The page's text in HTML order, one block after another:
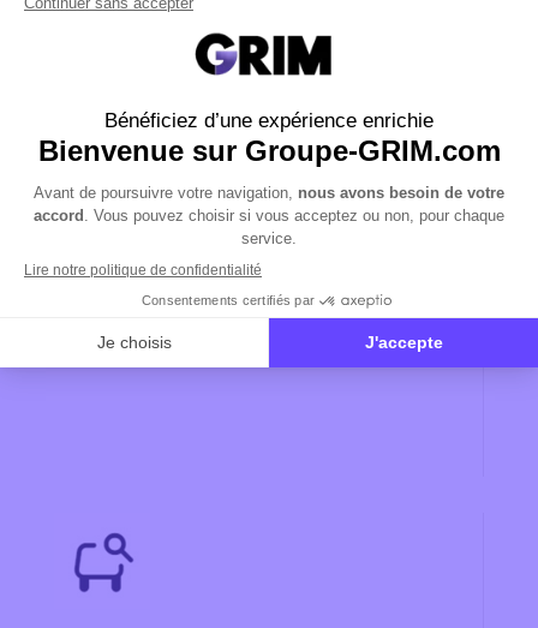
14
Appel gratuit. Un conseiller
répondra à toutes vos demandes
par téléphone.